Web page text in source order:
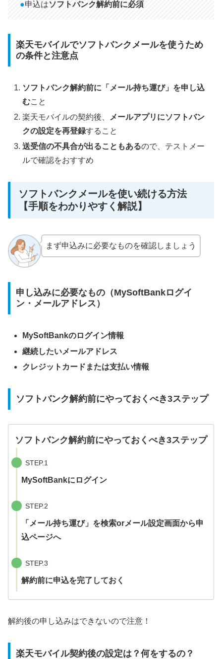
●申込はソフトバンク解約前に必須
楽天モバイルでソフトバンクメールを使うため
の条件と注意点
ソフトバンク解約前に「メール持ち運び」を申し込
むこと
楽天モバイルの契約後、
メールアプリにソフトバン
クの設定を再登録すること
送受信の不具合が出ることもあるので、テストメー
ルで確認をおすすめ
ソフトバンクメールを使い続ける方法
【手順をわかりやすく解説】
まず申込みに必要なものを確認しましょう
申し込みに必要なもの（MySoftBankログイ
ン・メールアドレス）
MySoftBankのログイン情報
継続したいメールアドレス
クレジットカードまたは支払い情報
ソフトバンク解約前にやっておくべき3ステップ
ソフトバンク解約前にやっておくべき3ステップ
STEP.1
MySoftBankにログイン
STEP.2
「メール持ち運び」を検索orメール設定画面から申
込ページへ
STEP.3
解約前に申込を完了 しておく
解約後の申し込みはできないので注意！
楽天モバイル契約後の設定は？何をするの？